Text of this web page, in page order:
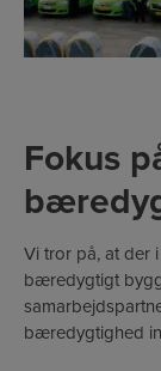
Fokus
Vi tror på, at der
bæredygtigt
bæredygtighed